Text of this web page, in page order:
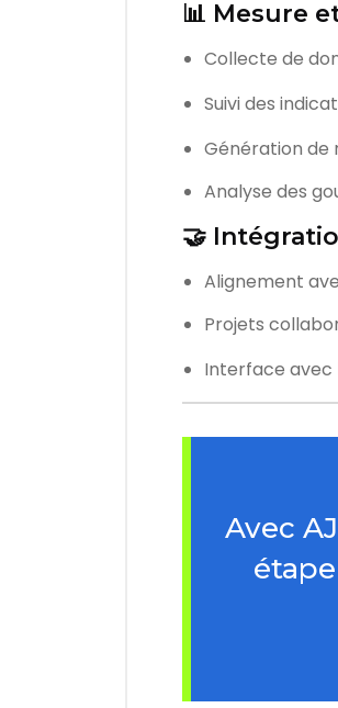
📊 Mesure
Collecte de
Suivi des
Génération de
Analyse des
🤝
Alignement
Projets
Interface avec
Avec